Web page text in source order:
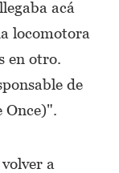
acá
locomotora
en otro.
de
Once)".
a